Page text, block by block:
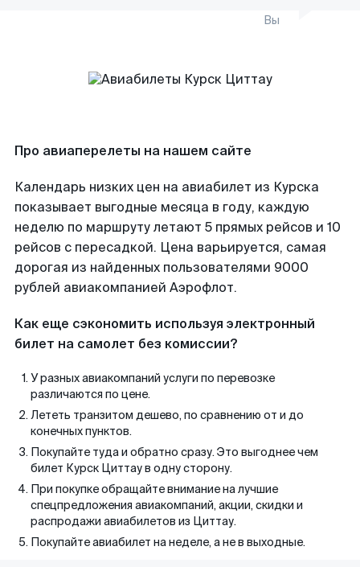
Вы
Про авиаперелеты на нашем сайте
Календарь низких цен на авиабилет из Курска
показывает выгодные месяца в году, каждую
неделю по маршруту летают 5 прямых рейсов и 10
рейсов с пересадкой. Цена варьируется, самая
дорогая из найденных пользователями 9000
рублей авиакомпанией Аэрофлот.
Как еще сэкономить используя электронный
билет на самолет без комиссии?
У разных авиакомпаний услуги по перевозке
различаются по цене.
Лететь транзитом дешево, по сравнению от и до
конечных пунктов.
Покупайте туда и обратно сразу. Это выгоднее чем
билет Курск Циттау в одну сторону.
При покупке обращайте внимание на лучшие
спецпредложения авиакомпаний, акции, скидки и
распродажи авиабилетов из Циттау.
Покупайте авиабилет на неделе, а не в выходные.